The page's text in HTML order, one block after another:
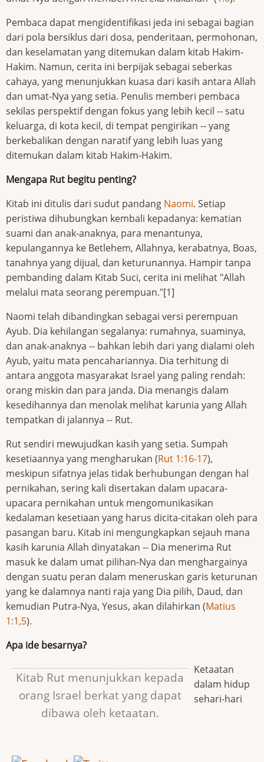
Pembaca dapat mengidentifikasi jeda ini sebagai bagian
dari pola bersiklus dari dosa, penderitaan, permohonan,
dan keselamatan yang ditemukan dalam kitab Hakim-
Hakim. Namun, cerita ini berpijak sebagai seberkas
cahaya, yang menunjukkan kuasa dari kasih antara Allah
dan umat-Nya yang setia. Penulis memberi pembaca
sekilas perspektif dengan fokus yang lebih kecil -- satu
keluarga, di kota kecil, di tempat pengirikan -- yang
berkebalikan dengan naratif yang lebih luas yang
ditemukan dalam kitab Hakim-Hakim.
Mengapa Rut begitu penting?
Kitab ini ditulis dari sudut pandang Naomi. Setiap
peristiwa dihubungkan kembali kepadanya: kematian
suami dan anak-anaknya, para menantunya,
kepulangannya ke Betlehem, Allahnya, kerabatnya, Boas,
tanahnya yang dijual, dan keturunannya. Hampir tanpa
pembanding dalam Kitab Suci, cerita ini melihat "Allah
melalui mata seorang perempuan."[1]
Naomi telah dibandingkan sebagai versi perempuan
Ayub. Dia kehilangan segalanya: rumahnya, suaminya,
dan anak-anaknya -- bahkan lebih dari yang dialami oleh
Ayub, yaitu mata pencahariannya. Dia terhitung di
antara anggota masyarakat Israel yang paling rendah:
orang miskin dan para janda. Dia menangis dalam
kesedihannya dan menolak melihat karunia yang Allah
tempatkan di jalannya -- Rut.
Rut sendiri mewujudkan kasih yang setia. Sumpah
kesetiaannya yang mengharukan (Rut 1:16-17),
meskipun sifatnya jelas tidak berhubungan dengan hal
pernikahan, sering kali disertakan dalam upacara-
upacara pernikahan untuk mengomunikasikan
kedalaman kesetiaan yang harus dicita-citakan oleh para
pasangan baru. Kitab ini mengungkapkan sejauh mana
kasih karunia Allah dinyatakan -- Dia menerima Rut
masuk ke dalam umat pilihan-Nya dan menghargainya
dengan suatu peran dalam meneruskan garis keturunan
yang ke dalamnya nanti raja yang Dia pilih, Daud, dan
kemudian Putra-Nya, Yesus, akan dilahirkan (Matius
1:1,5).
Apa ide besarnya?
Kitab Rut menunjukkan kepada
orang Israel berkat yang dapat
dibawa oleh ketaatan.
Ketaatan
dalam hidup
sehari-hari